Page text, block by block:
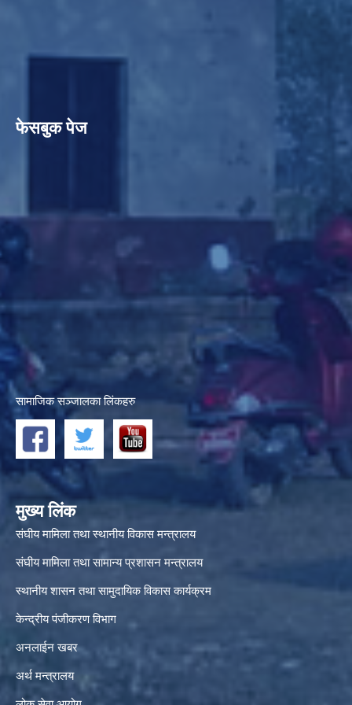
फेसबुक पेज
सामाजिक सञ्जालका लिंकहरु
मुख्य लिंक
संघीय मामिला तथा स्थानीय विकास मन्त्रालय
संघीय मामिला तथा सामान्य प्रशासन मन्त्रालय
स्थानीय शासन तथा सामुदायिक विकास कार्यक्रम
केन्द्रीय पंजीकरण विभाग
अनलाईन खबर
अर्थ मन्त्रालय